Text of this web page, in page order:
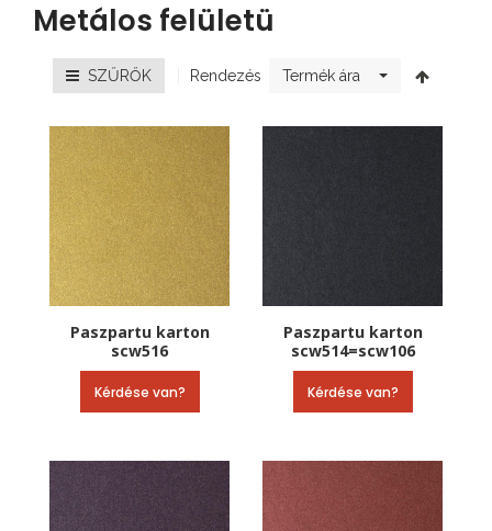
Metálos felületü
SZŰRŐK Rendezés Termék ára
Paszpartu karton
scw516
Kérdése van?
Paszpartu karton
scw514=scw106
Kérdése van?